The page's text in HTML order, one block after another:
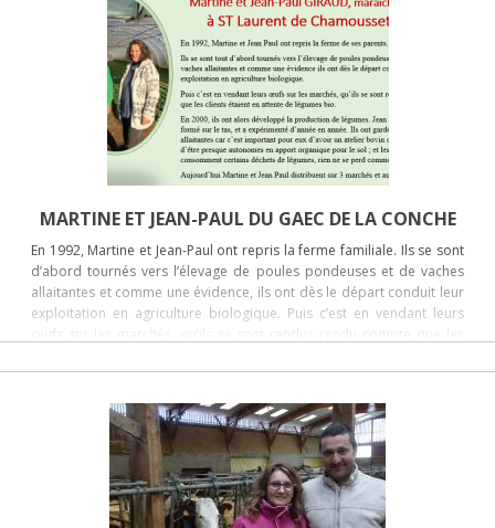
MARTINE ET JEAN-PAUL DU GAEC DE LA CONCHE
En 1992, Martine et Jean-Paul ont repris la ferme familiale. Ils se sont
d’abord tournés vers l’élevage de poules pondeuses et de vaches
allaitantes et comme une évidence, ils ont dès le départ conduit leur
exploitation en agriculture biologique. Puis c’est en vendant leurs
œufs sur les marchés, qu’ils se sont rendus rendu compte que les
développé la production de légumes. Jean-Paul s’est formé sur le tas,
allaitantes car c’est important pour eux d’avoir un atelier bovin qui
leur permet d’être presque autonomes en apport organique pour le
sol ; et les bêtes consomment certains déchets de légumes, rien ne
se perd comme ça !